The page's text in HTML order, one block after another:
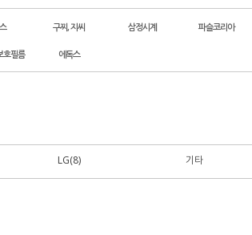
구찌, 지씨 삼정시계 파슬코리아
호필름 에독스
LG(8) 기타